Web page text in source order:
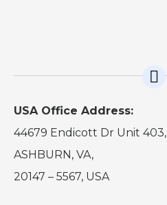
USA Office Address:
44679 Endicott Dr Unit 403,
ASHBURN, VA,
20147 – 5567, USA